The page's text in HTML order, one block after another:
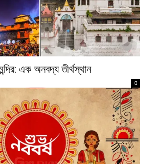
এক অনবদ্য তীর্থস্থান
0